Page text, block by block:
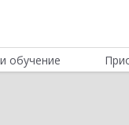
обучение